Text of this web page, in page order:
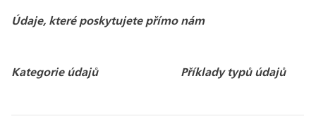
Údaje, které poskytujete přímo nám
Kategorie údajů Příklady typů údajů